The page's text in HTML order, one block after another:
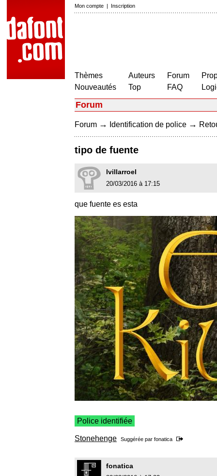
Mon compte | Inscription
Thèmes
Nouveautés
Auteurs
Top
Forum
FAQ
Forum
Forum → Identification de police →
tipo de fuente
lvillarroel
20/03/2016 à 17:15
que fuente es esta
Police identifiée
Stonehenge Suggérée par fonatica
fonatica